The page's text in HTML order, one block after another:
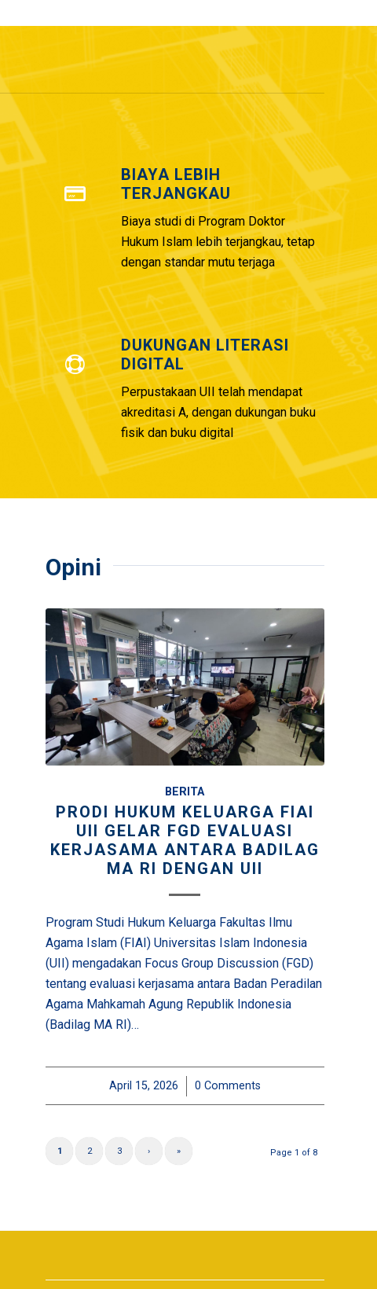
BIAYA LEBIH
TERJANGKAU
Biaya studi di Program Doktor
Hukum Islam lebih terjangkau, tetap
dengan standar mutu terjaga
DUKUNGAN LITERASI
DIGITAL
Perpustakaan UII telah mendapat
akreditasi A, dengan dukungan buku
fisik dan buku digital
Opini
BERITA
PRODI HUKUM KELUARGA FIAI
UII GELAR FGD EVALUASI
KERJASAMA ANTARA BADILAG
MA RI DENGAN UII
Program Studi Hukum Keluarga Fakultas Ilmu
Agama Islam (FIAI) Universitas Islam Indonesia
(UII) mengadakan Focus Group Discussion (FGD)
tentang evaluasi kerjasama antara Badan Peradilan
Agama Mahkamah Agung Republik Indonesia
(Badilag MA RI)…
April 15, 2026
/ 0 Comments
Page 1 of 8
1 2 3 › »